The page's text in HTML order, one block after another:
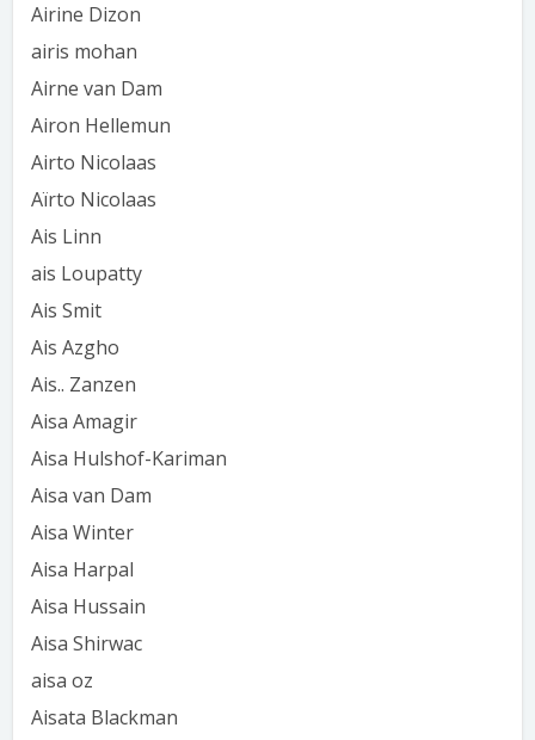
Airine Dizon
airis mohan
Airne van Dam
Airon Hellemun
Airto Nicolaas
Aïrto Nicolaas
Ais Linn
ais Loupatty
Ais Smit
Ais Azgho
Ais.. Zanzen
Aisa Amagir
Aisa Hulshof-Kariman
Aisa van Dam
Aisa Winter
Aisa Harpal
Aisa Hussain
Aisa Shirwac
aisa oz
Aisata Blackman